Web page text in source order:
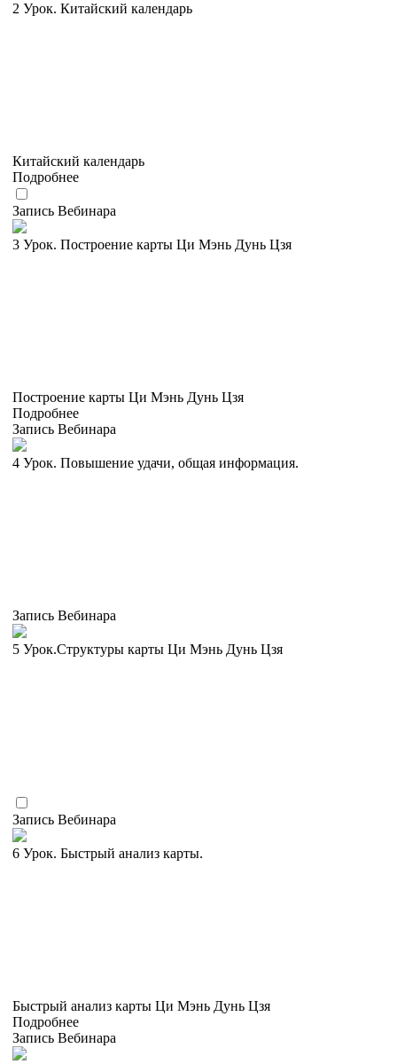
2 Урок. Китайский календарь
Китайский календарь
Подробнее
Запись Вебинара
3 Урок. Построение карты Ци Мэнь Дунь Цзя
Построение карты Ци Мэнь Дунь Цзя
Подробнее
Запись Вебинара
4 Урок. Повышение удачи, общая информация.
Запись Вебинара
5 Урок.Структуры карты Ци Мэнь Дунь Цзя
Запись Вебинара
6 Урок. Быстрый анализ карты.
Быстрый анализ карты Ци Мэнь Дунь Цзя
Подробнее
Запись Вебинара